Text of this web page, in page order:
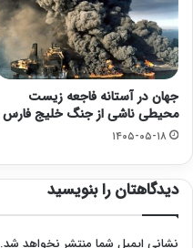
جهان در آستانه فاجعه زیست
محیطی ناشی از جنگ خلیج فارس
۱۴۰۵-۰۵-۱۸
دیدگاهتان را بنویسید
نشانی ایمیل شما منتشر نخواهد شد.